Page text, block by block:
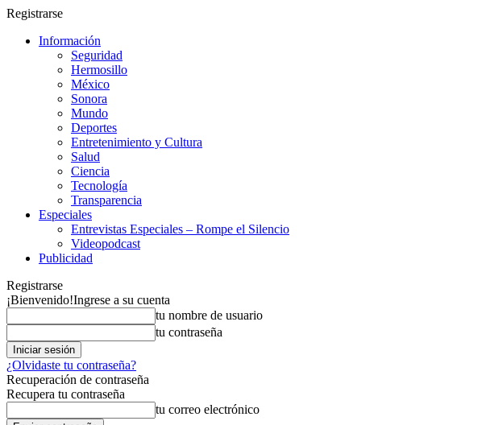
Registrarse
Información
Seguridad
Hermosillo
México
Sonora
Mundo
Deportes
Entretenimiento y Cultura
Salud
Ciencia
Tecnología
Transparencia
Especiales
Entrevistas Especiales – Rompe el Silencio
Videopodcast
Publicidad
Registrarse
¡Bienvenido!Ingrese a su cuenta
tu nombre de usuario
tu contraseña
¿Olvidaste tu contraseña?
Recuperación de contraseña
Recupera tu contraseña
tu correo electrónico